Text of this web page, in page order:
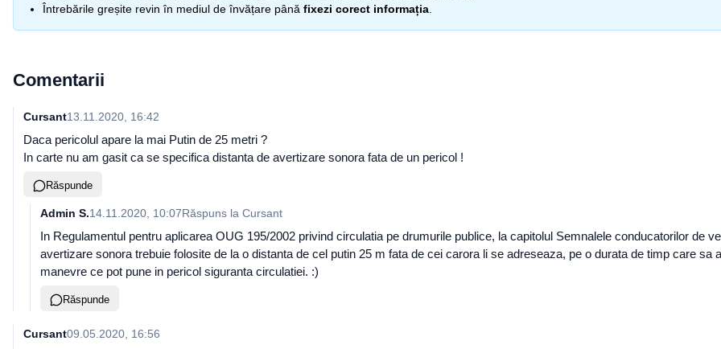
Întrebările greșite revin în mediul de învățare până fixezi corect informația
Comentarii
Cursant13.11.2020, 16:42
Daca pericolul apare la mai Putin de 25 metri ?
In carte nu am gasit ca se specifica distanta de avertizare sonora fata de un pericol !
Răspunde
Admin S.14.11.2020, 10:07Răspuns la Cursant
In Regulamentul pentru aplicarea OUG 195/2002 privind circulatia pe drumurile publice, la capitolul Semnalele conducatorilor de
avertizare sonora trebuie folosite de la o distanta de cel putin 25 m fata de cei carora li se adreseaza, pe o durata de timp care
manevre ce pot pune in pericol siguranta circulatiei. :)
Răspunde
Cursant09.05.2020, 16:56